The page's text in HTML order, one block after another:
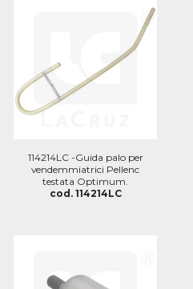
114214LC -Guida palo per
vendemmiatrici Pellenc
testata Optimum.
cod. 114214LC